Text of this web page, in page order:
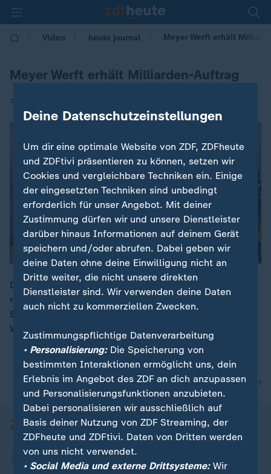
Video heute journal Meyer Werft erhält
Meyer Werft erhält Milliarden-Auftrag
15.12.2025 | 21:45
00:16
Die vom Staat gerettete Meyer Werft erhält einen
milliardenschweren Großauftrag. Was der Deal für die
Staatsinvestionen bedeutet, erklärt ZDF-
Wirtschaftsexperte Florian Neuhann.
nach oben
Deine Datenschutzeinstellungen
Um dir eine optimale Website von ZDF, ZDFheute
und ZDFtivi präsentieren zu können, setzen wir
Cookies und vergleichbare Techniken ein. Einige
der eingesetzten Techniken sind unbedingt
erforderlich für unser Angebot. Mit deiner
Zustimmung dürfen wir und unsere Dienstleister
darüber hinaus Informationen auf deinem Gerät
speichern und/oder abrufen. Dabei geben wir
deine Daten ohne deine Einwilligung nicht an
Dritte weiter, die nicht unsere direkten
Dienstleister sind. Wir verwenden deine Daten
auch nicht zu kommerziellen Zwecken.
Zustimmungspflichtige Datenverarbeitung
• Personalisierung:Die Speicherung von
bestimmten Interaktionen ermöglicht uns, dein
Erlebnis im Angebot des ZDF an dich anzupassen
und Personalisierungsfunktionen anzubieten.
Dabei personalisieren wir ausschließlich auf
Basis deiner Nutzung von ZDF Streaming, der
ZDFheute und ZDFtivi. Daten von Dritten werden
von uns nicht verwendet.
• Social Media und externe Drittsysteme:Wir